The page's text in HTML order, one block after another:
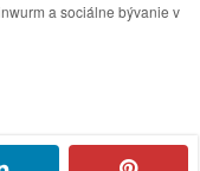
a sociálne bývanie v